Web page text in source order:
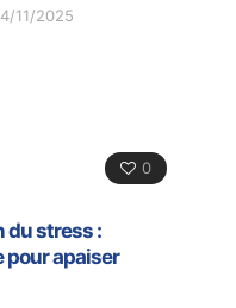
11/2025
0
du stress :
pour apaiser